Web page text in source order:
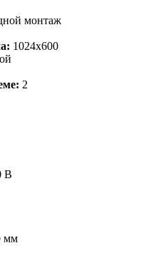
монтаж
1024x600
2
В
мм